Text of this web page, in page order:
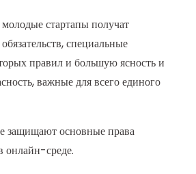
стартапы получат
специальные
правил и большую ясность и
важные для всего единого
защищают основные права
онлайн-среде.